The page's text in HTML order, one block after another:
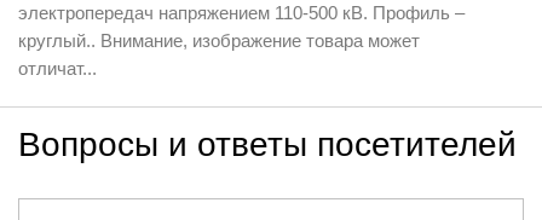
электропередач напряжением 110-500 кВ. Профиль –
круглый.. Внимание, изображение товара может
отличат...
Вопросы и ответы посетителей